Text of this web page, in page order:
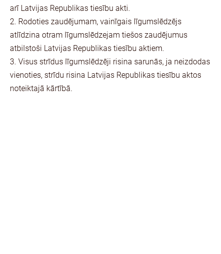
arī Latvijas Republikas tiesību akti.
2. Rodoties zaudējumam, vainīgais līgumslēdzējs
atlīdzina otram līgumslēdzejam tiešos zaudējumus
atbilstoši Latvijas Republikas tiesību aktiem.
3. Visus strīdus līgumslēdzēji risina sarunās, ja neizdodas
vienoties, strīdu risina Latvijas Republikas tiesību aktos
noteiktajā kārtībā.